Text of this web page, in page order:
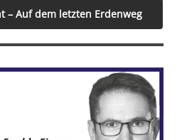
– Auf dem letzten Erdenweg